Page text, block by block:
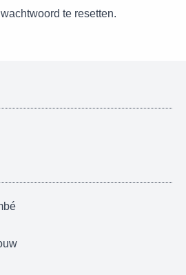
te resetten.